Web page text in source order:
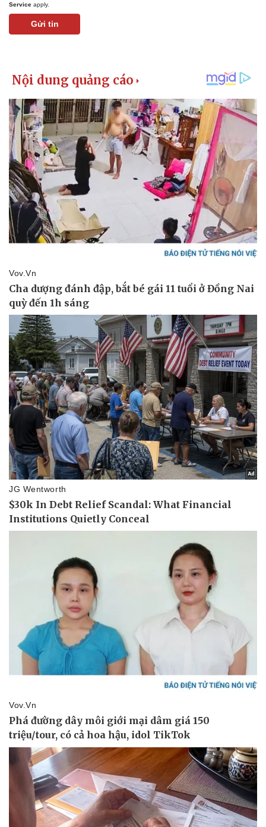
Pháp luật
Tin nóng
Tư vấn luật
Quân sự - Quốc phòng
Việt Nam
Phân tích
Thể thao
Bóng đá
Lịch thi đấu bóng đá
Thế giới thể thao
eSports
Hậu trường
Ô tô - Xe máy
Ô tô
Xe máy
Tư vấn
Service apply.
Gửi tin